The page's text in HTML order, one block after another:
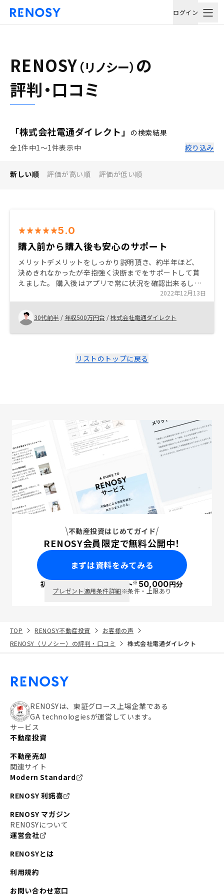
ログイン
RENOSY （リノシー） の
評判・口コミ
「株式会社電通ダイレクト」 の検索結果
全1件中1〜1件表示中
絞り込み
新しい順 評価が高い順 評価が低い順
5.0
購入前から購入後も安心のサポート
メリットデメリットをしっかり説明頂き、約半年ほど、
決めきれなかったが辛抱強く決断までをサポートして貰
えました。 購入後はアプリで常に状況を確認出来るし、
不明点はいつでも聞ける担当者やオーナー同士の交流会
もあり、安心出来ると思います。
2022年12月13日
30代前半 / 年収500万円台 /株式会社電通ダイレクト
リストのトップに戻る
不動産投資はじめてガイド
RENOSY会員限定で無料公開中！
まずは資料をみてみる
初回面談で ポイント※50,000円分
プレゼント適用条件詳細※条件・上限あり
TOP RENOSY不動産投資
お客様の声
RENOSY（リノシー）の評判・口コミ
株式会社電通ダイレクト
RENOSYは、東証グロース上場企業である
GA technologiesが運営しています。
サービス
不動産投資
不動産売却
関連サイト
Modern Standard
RENOSY 利諾喜
RENOSY マガジン
RENOSYについて
運営会社
RENOSYとは
利用規約
お問い合わせ窓口